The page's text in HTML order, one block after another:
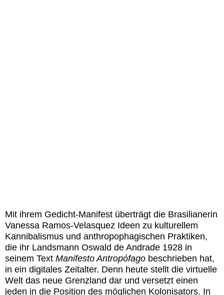
Mit ihrem Gedicht-Manifest überträgt die Brasilianerin
Vanessa Ramos-Velasquez Ideen zu kulturellem
Kannibalismus und anthropophagischen Praktiken,
die ihr Landsmann Oswald de Andrade 1928 in
seinem Text Manifesto Antropófago beschrieben hat,
in ein digitales Zeitalter. Denn heute stellt die virtuelle
Welt das neue Grenzland dar und versetzt einen
jeden in die Position des möglichen Kolonisators. In